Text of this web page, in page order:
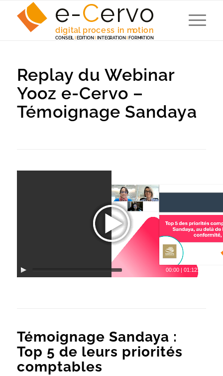
e-Cervo
digital process in motion
CONSEIL EDITION INTEGRATION FORMATION
Replay du Webinar
Yooz e-Cervo –
Témoignage Sandaya
00:00 |01:12:38
Témoignage Sandaya :
Top 5 de leurs priorités
comptables